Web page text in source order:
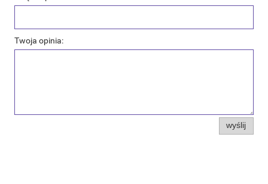
Twoja opinia:
wyślij